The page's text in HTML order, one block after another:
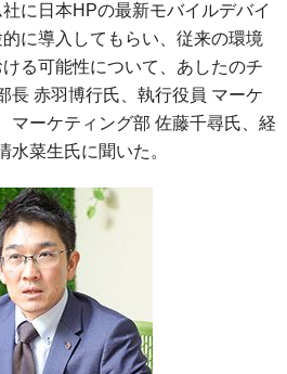
に日本HPの最新モバイルデバイ
に導入してもらい、従来の環境
る可能性について、あしたのチ
長 赤羽博行氏、執行役員 マーケ
マーケティング部 佐藤千尋氏、経
水菜生氏に聞いた。